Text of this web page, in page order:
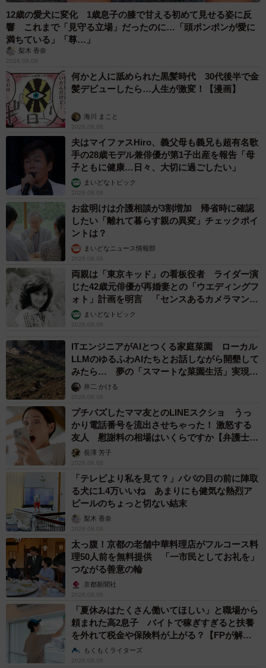
12歳の愛犬に変化 1歳息子の膝で甘える初めて見せる姿に反
響 これまで「見守る立場」だったのに…「頭ポンポンが愛に
満ちている」「尊…」
梨木 香奈
2026.08.08
何かと人に舐められた黒髪時代 30代後半で金
髪デビューしたら…人生が激変！【漫画】
海川 まこと
2026.08.08
夫はマイファスHiro、義父母も義兄も超有名歌
手の28歳モデル兼俳優が第1子出産を報告「母
子ともに健康…日々、大切に過ごしたい」
まいどなトピック
2026.08.08
お盆明けは介護相談が3割増加 帰省時に確認
したい「離れて暮らす親の異変」チェックポイ
ントは？
まいどなニュース情報部
2026.08.08
両親は「東京キッド」の看板役者 ライダー演
じた42歳元俳優が再婚妻との「ウエディングフ
ォト」計画を明言 「センスあるカメラマン求
む」まいどなトピック
2026.08.08
ITエンジニアがAIとつくる家庭菜園 ローカル
LLMのゆるふわAIたちとお話しながら開墾して
みたら… 夢の「スマートな菜園生活」実現な
るか井二 かける
2026.08.08
プチバズしたママ友とのLINEスクショ うっ
かり電話番号を流出させちゃった！ 激怒する
友人 慰謝料の相場はいくらですか【弁護士が
解説】長澤 芳子
2026.08.08
「テレビより私を見て？」パパの目の前に陣取
る犬に1.4万いいね あまりにも健気な熱烈ア
ピールのちょっと切ない結末
梨木 香奈
2026.08.08
太っ腹！京都の老舗中華料理店がフルコース料
理50人前を無料提供 「一市民としてお礼を」
つながる善意の輪
京都新聞社
2026.08.08
「夏休みはたくさん働いてほしい」と職場から
頼まれた高2息子 バイトで稼ぎすぎると扶養
を外れて税金や保険料が上がる？【FPが解
説】もくもくライターズ
2026.08.08